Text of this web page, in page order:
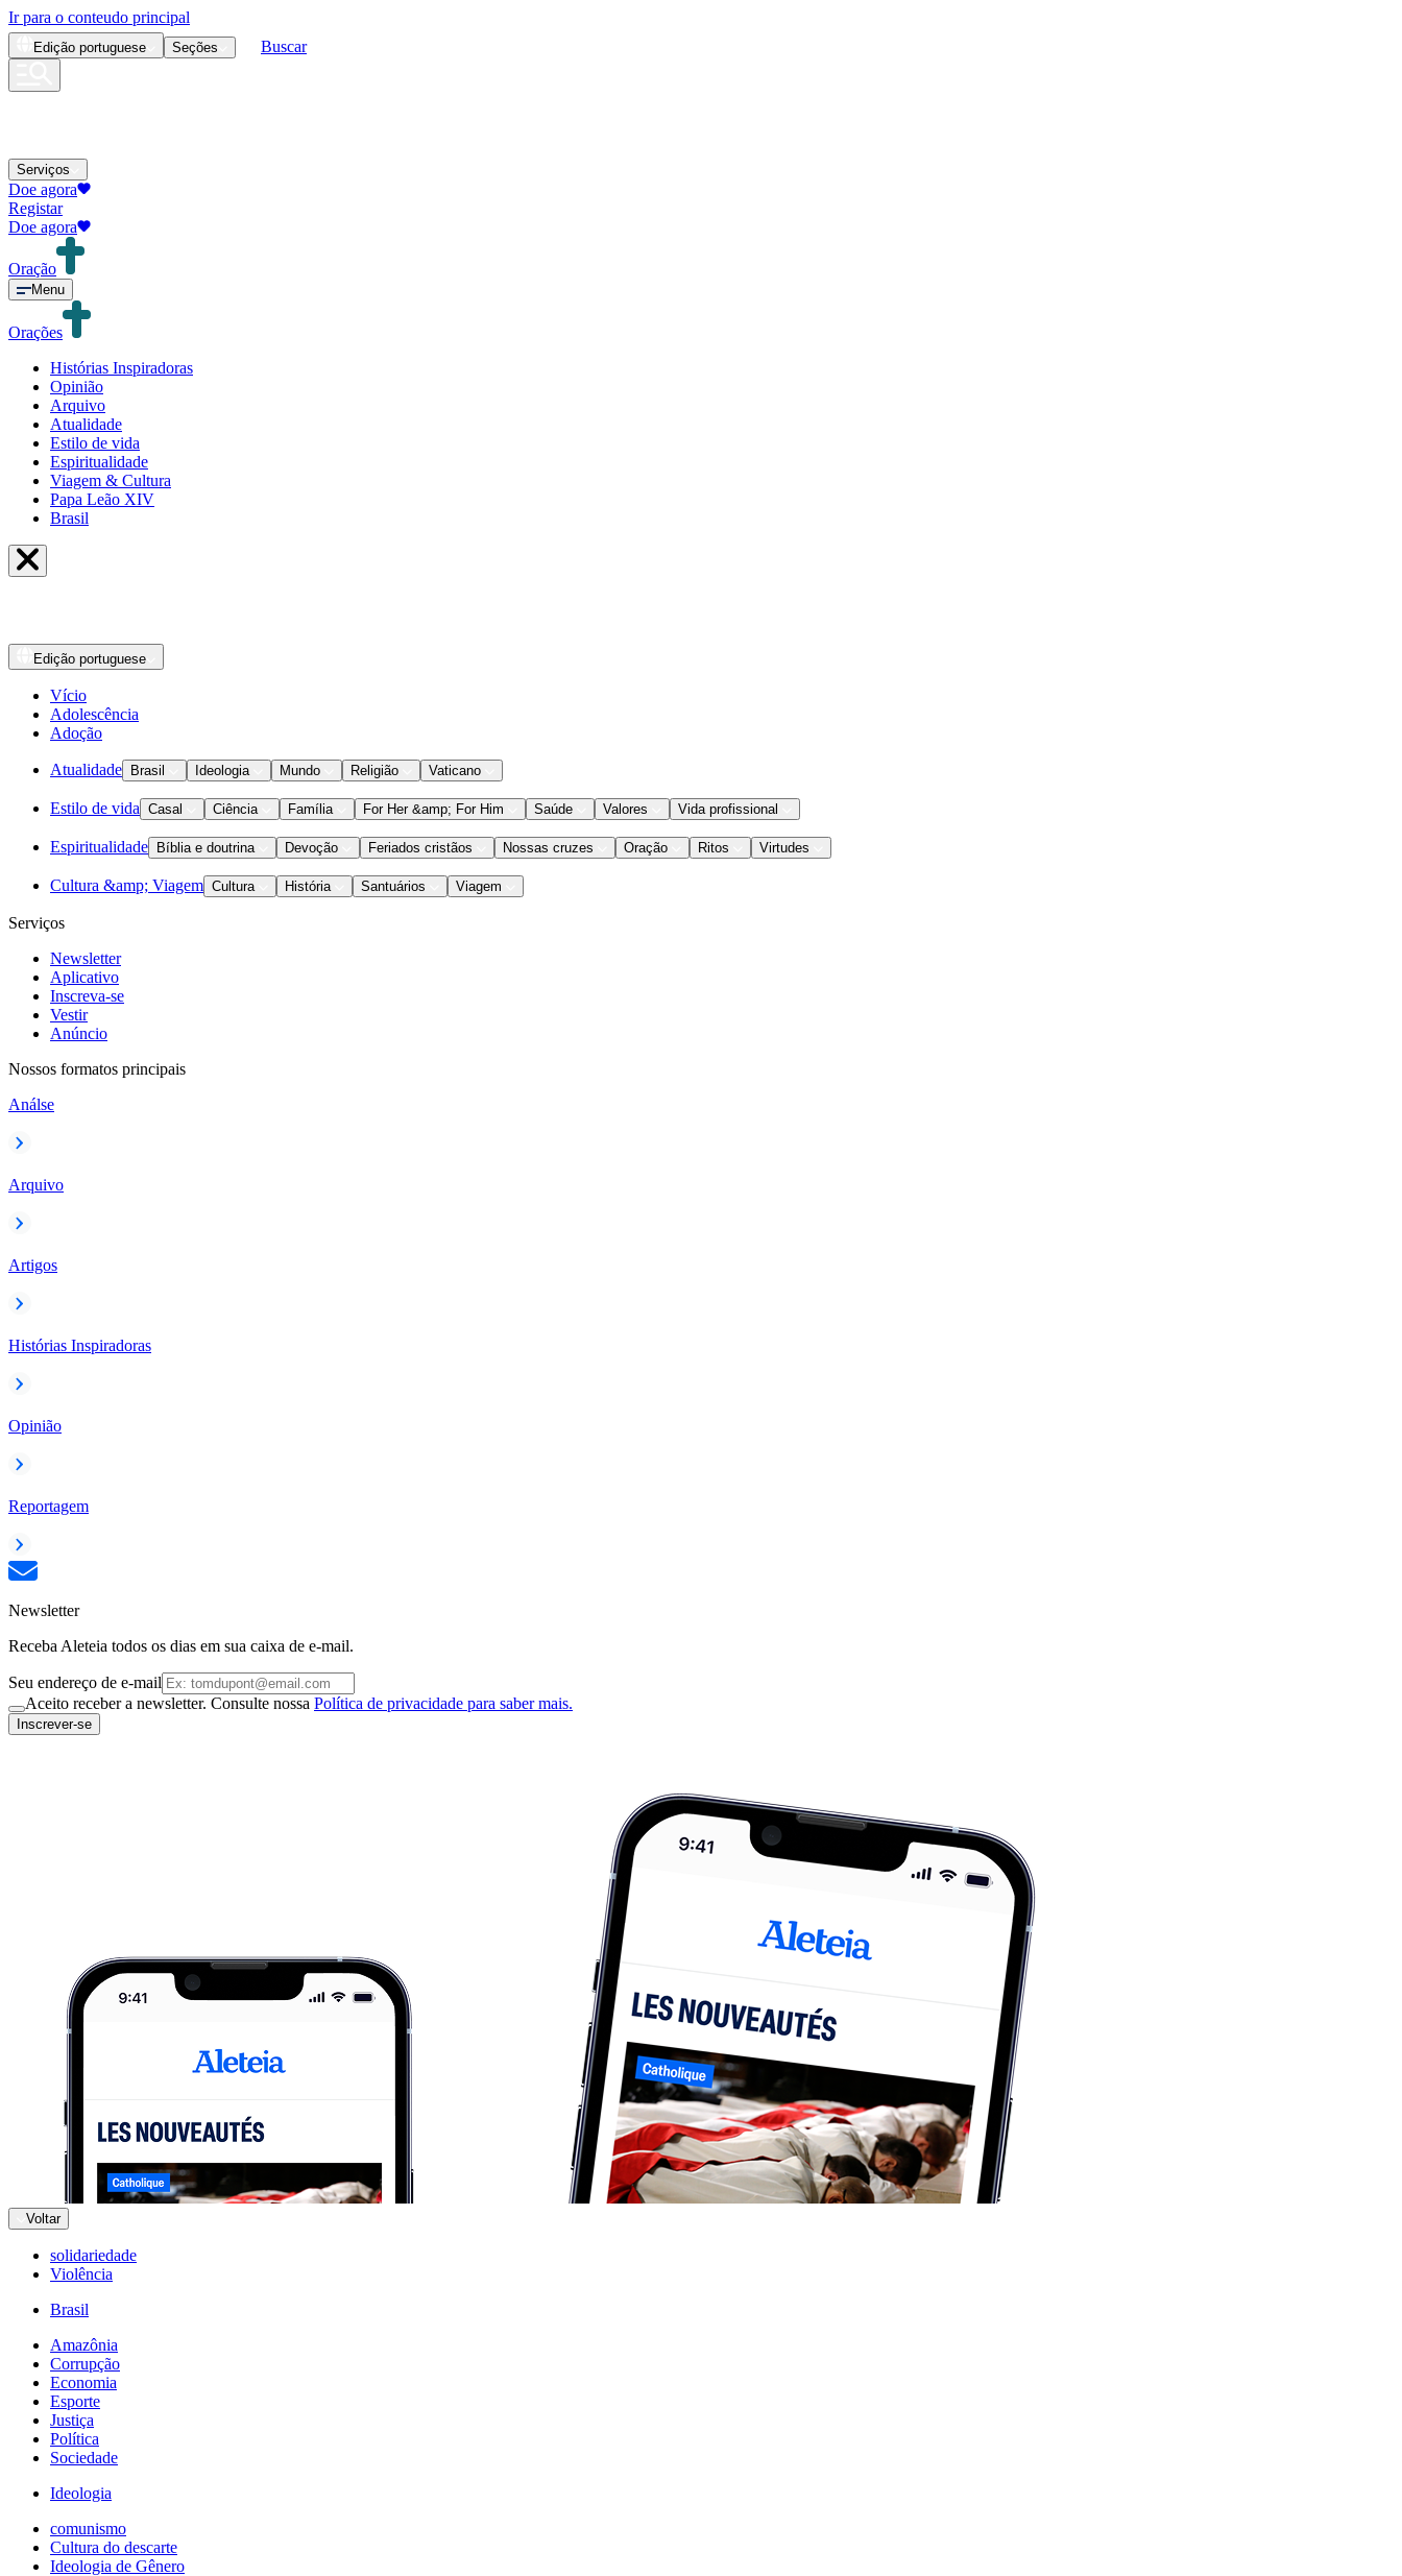
Ir para o conteudo principal
Edição portuguese Seções Buscar
Serviços
Doe agora
Registar
Doe agora
Oração
Menu
Orações
Histórias Inspiradoras
Opinião
Arquivo
Atualidade
Estilo de vida
Espiritualidade
Viagem & Cultura
Papa Leão XIV
Brasil
Edição portuguese
Vício
Adolescência
Adoção
Atualidade Brasil Ideologia Mundo Religião Vaticano
Estilo de vida Casal Ciência Família For Her &amp; For Him Saúde Valores Vida profissional
Espiritualidade Bíblia e doutrina Devoção Feriados cristãos Nossas cruzes Oração Ritos Virtudes
Cultura &amp; Viagem Cultura História Santuários Viagem
Serviços
Newsletter
Aplicativo
Inscreva-se
Vestir
Anúncio
Nossos formatos principais
Análse
Arquivo
Artigos
Histórias Inspiradoras
Opinião
Reportagem
Newsletter
Receba Aleteia todos os dias em sua caixa de e-mail.
Seu endereço de e-mail
Aceito receber a newsletter. Consulte nossa Política de privacidade para saber mais.
Inscrever-se
Voltar
solidariedade
Violência
Brasil
Amazônia
Corrupção
Economia
Esporte
Justiça
Política
Sociedade
Ideologia
comunismo
Cultura do descarte
Ideologia de Gênero